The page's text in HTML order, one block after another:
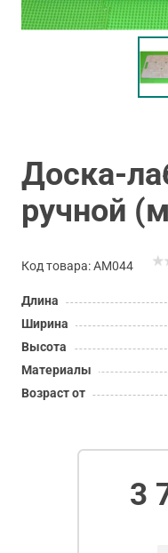
Доска-
ручной
Код товара: АМ044
Длина
Ширина
Высота
Материалы
Возраст от
3